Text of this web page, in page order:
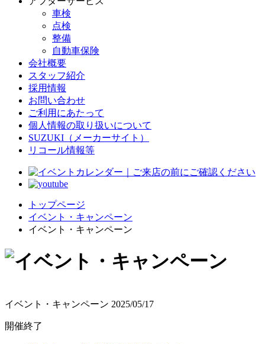
車検
点検
整備
自動車保険
会社概要
スタッフ紹介
採用情報
お問い合わせ
ご利用にあたって
個人情報の取り扱いについて
SUZUKI（メーカーサイト）
リコール情報等
トップページ
イベント・キャンペーン
イベント・キャンペーン
イベント・キャンペーン 2025/05/17
開催終了